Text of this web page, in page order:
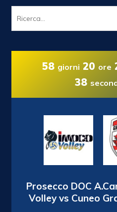
58 giorni 20 ore
37
Prosecco DOC
Volley vs Cuneo